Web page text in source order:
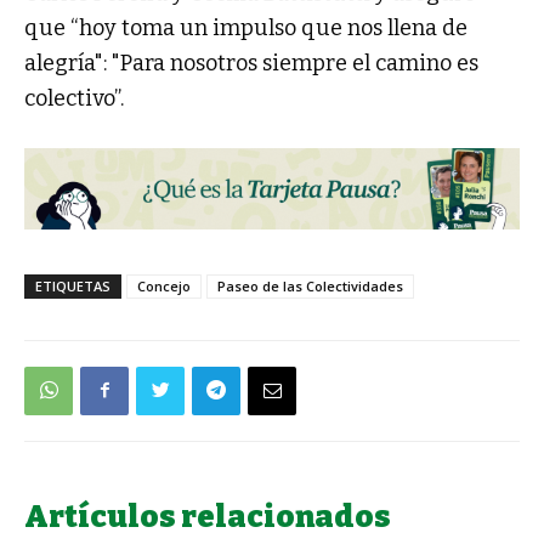
que “hoy toma un impulso que nos llena de
alegría": "Para nosotros siempre el camino es
colectivo”.
ETIQUETAS Concejo Paseo de las Colectividades
Artículos relacionados